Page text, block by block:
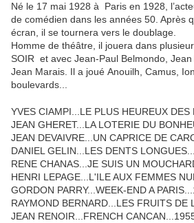
Né le 17 mai 1928 à Paris en 1928,
de comédien dans les années 50. Après
écran, il se tournera vers le doublage.
Homme de théâtre, il jouera dans
SOIR et avec Jean-Paul Belmondo,
Jean Marais. Il a joué Anouilh, Camus,
boulevards...
YVES CIAMPI...LE PLUS HEUREUX
JEAN GHERET...LA LOTERIE DU
JEAN DEVAIVRE...UN CAPRICE DE
DANIEL GELIN...LES DENTS
RENE CHANAS...JE SUIS UN
HENRI LEPAGE...L'ILE AUX FEMMES
GORDON PARRY...WEEK-END A
RAYMOND BERNARD...LES FRUITS DE
JEAN RENOIR...FRENCH